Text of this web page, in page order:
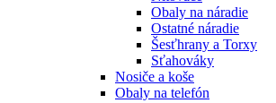
Obaly na náradie
Ostatné náradie
Šesťhrany a Torxy
Sťahováky
Nosiče a koše
Obaly na telefón